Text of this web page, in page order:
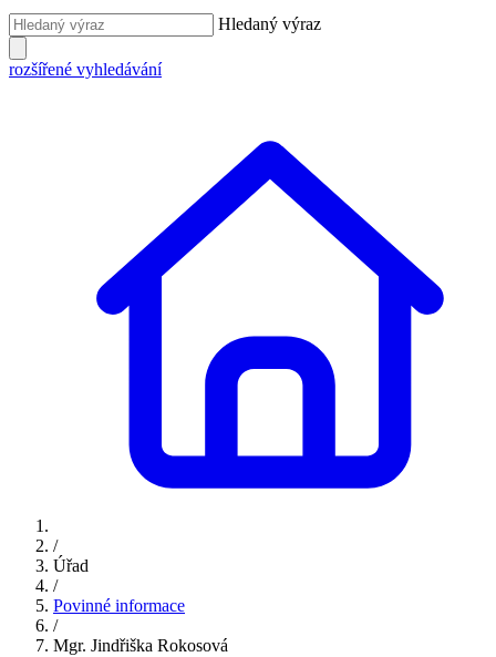
Hledaný výraz
rozšířené vyhledávání
/
Úřad
/
Povinné informace
/
Mgr. Jindřiška Rokosová